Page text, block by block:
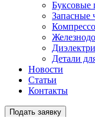
Буксовые
Запасные
Детали
Новости
Статьи
Контакты
Подать заявку